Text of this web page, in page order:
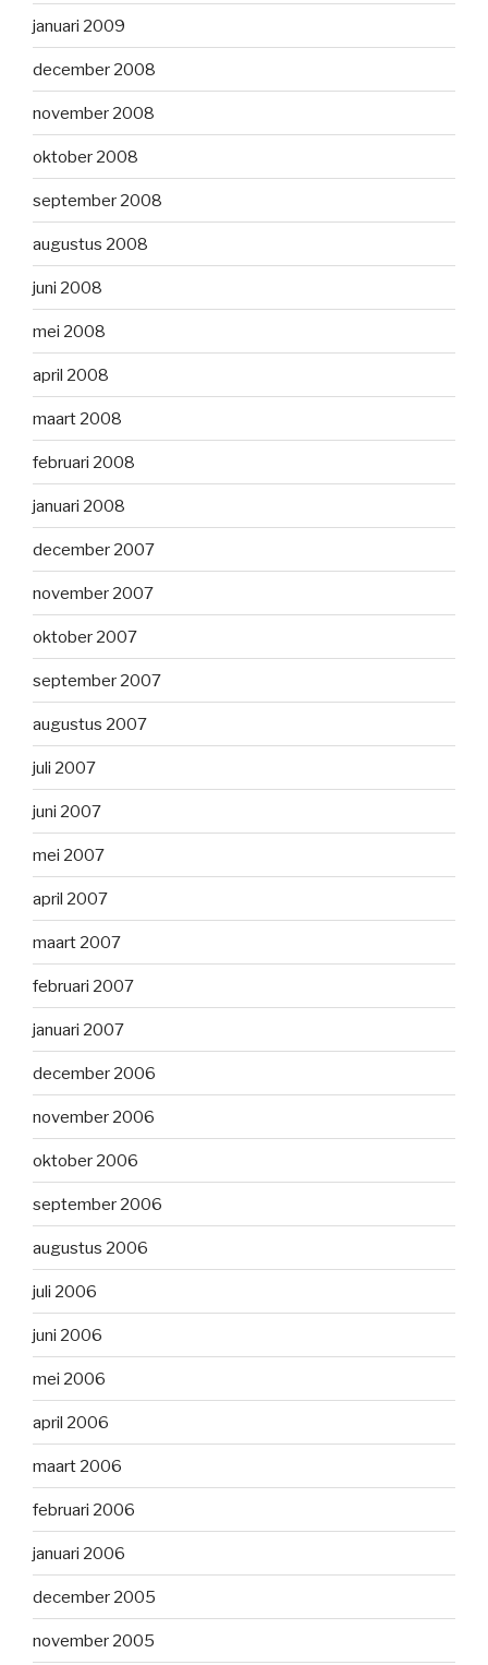
januari 2009
december 2008
november 2008
oktober 2008
september 2008
augustus 2008
juni 2008
mei 2008
april 2008
maart 2008
februari 2008
januari 2008
december 2007
november 2007
oktober 2007
september 2007
augustus 2007
juli 2007
juni 2007
mei 2007
april 2007
maart 2007
februari 2007
januari 2007
december 2006
november 2006
oktober 2006
september 2006
augustus 2006
juli 2006
juni 2006
mei 2006
april 2006
maart 2006
februari 2006
januari 2006
december 2005
november 2005